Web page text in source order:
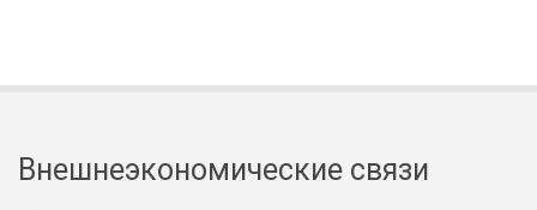
Внешнеэкономические связи